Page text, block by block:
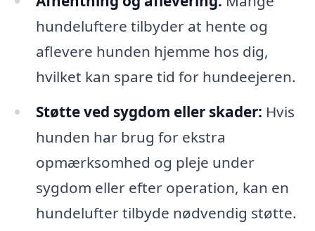
hundeluftere tilbyder at hente og
aflevere hunden hjemme hos dig,
hvilket kan spare tid for hundeejeren.
Støtte ved sygdom eller skader: Hvis
hunden har brug for ekstra
opmærksomhed og pleje under
sygdom eller efter operation, kan en
hundelufter tilbyde nødvendig støtte.